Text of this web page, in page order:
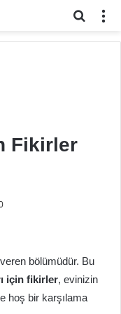
Arama
Fikirler
bölümüdür. Bu
için fikirler, evinizin
hoş bir karşılama